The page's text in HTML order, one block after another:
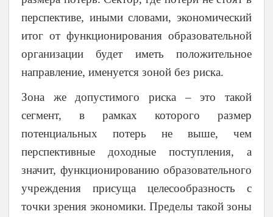
перспективе, иными словами, экономический
итог от функционирования образовательной
организации будет иметь положительное
направление, именуется зоной без риска.
Зона же допустимого риска – это такой
сегмент, в рамках которого размер
потенциальных потерь не выше, чем
перспективные доходные поступления, а
значит, функционированию образовательного
учреждения присуща целесообразность с
точки зрения экономики. Пределы такой зоны